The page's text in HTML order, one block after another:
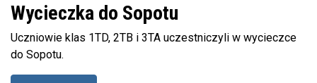
Wycieczka do Sopotu
Uczniowie klas 1TD, 2TB i 3TA uczestniczyli w wycieczce
do Sopotu.